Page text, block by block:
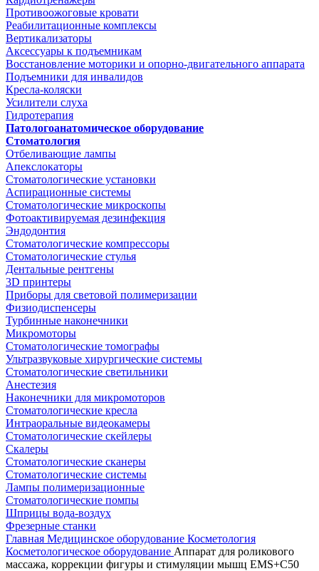
Противоожоговые кровати
Реабилитационные комплексы
Вертикализаторы
Аксессуары к подъемникам
Восстановление моторики и опорно-двигательного аппарата
Подъемники для инвалидов
Кресла-коляски
Усилители слуха
Гидротерапия
Патологоанатомическое оборудование
Стоматология
Отбеливающие лампы
Апекслокаторы
Стоматологические установки
Аспирационные системы
Стоматологические микроскопы
Фотоактивируемая дезинфекция
Эндодонтия
Стоматологические компрессоры
Стоматологические стулья
Дентальные рентгены
3D принтеры
Приборы для световой полимеризации
Физиодиспенсеры
Турбинные наконечники
Микромоторы
Стоматологические томографы
Ультразвуковые хирургические системы
Стоматологические светильники
Анестезия
Наконечники для микромоторов
Стоматологические кресла
Интраоральные видеокамеры
Стоматологические скейлеры
Скалеры
Стоматологические сканеры
Стоматологические системы
Лампы полимеризационные
Стоматологические помпы
Шприцы вода-воздух
Фрезерные станки
Главная Медицинское оборудование Косметология
Косметологическое оборудование Аппарат для роликового
массажа, коррекции фигуры и стимуляции мышц EMS+C50